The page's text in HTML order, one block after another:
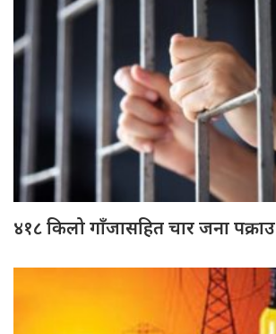
४१८ किलो गाँजासहित चार जना पक्राउ